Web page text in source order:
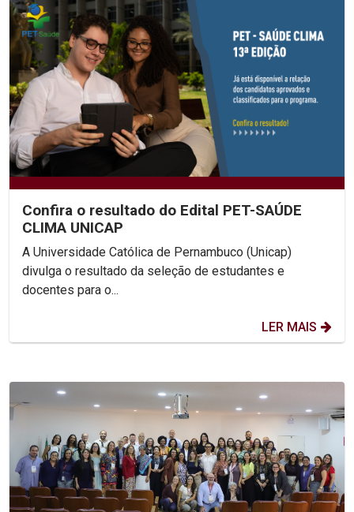
Confira o resultado do Edital PET-SAÚDE
CLIMA UNICAP
A Universidade Católica de Pernambuco (Unicap)
divulga o resultado da seleção de estudantes e
docentes para o...
LER MAIS